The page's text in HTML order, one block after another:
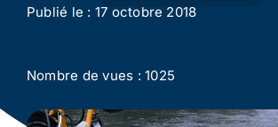
Conseils
Actualité
Publié le : 17 octobre 2018
Nombre de vues : 1025